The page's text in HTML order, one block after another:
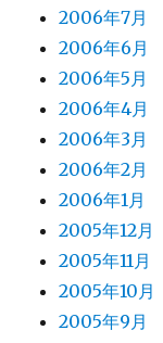
2006年7月
2006年6月
2006年5月
2006年4月
2006年3月
2006年2月
2006年1月
2005年12月
2005年11月
2005年10月
2005年9月